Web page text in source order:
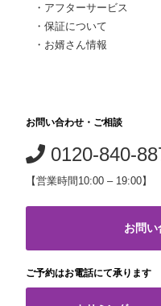
・ アフターサービス
・保証について
・ お婿さん情報
お問い合わせ・ご相談
0120-840-
【営業時間10:00 – 19:00】
お問い
ご予約はお電話にて承ります